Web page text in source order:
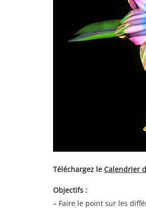
Téléchargez le Calendrier
Objectifs :
– Faire le point sur les